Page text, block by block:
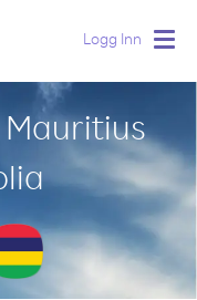
Logg Inn